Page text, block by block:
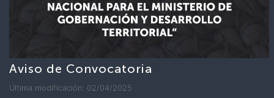
Aviso de Convocatoria
Última modificación: 02/04/2025